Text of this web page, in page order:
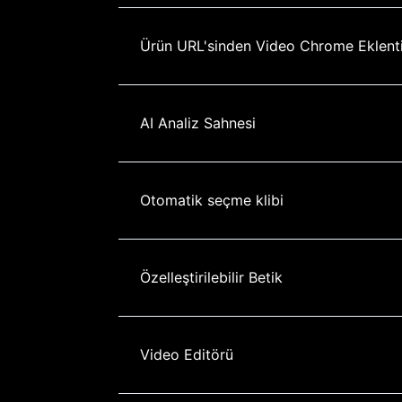
Ürün URL'sinden Video Chrome
AI Analiz Sahnesi
Otomatik seçme klibi
Özelleştirilebilir Betik
Video Editörü